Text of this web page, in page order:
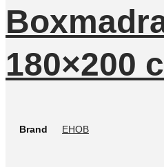
180×200
Brand EHOB